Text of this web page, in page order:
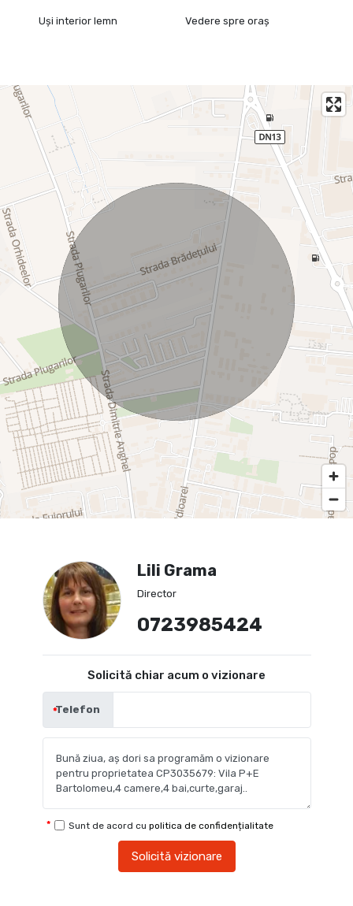
Uși interior lemn Vedere spre oraș
Lili Grama
Director
0723985424
Solicită chiar acum o vizionare
Telefon
Sunt de acord cu politica de confidențialitate
Solicită vizionare